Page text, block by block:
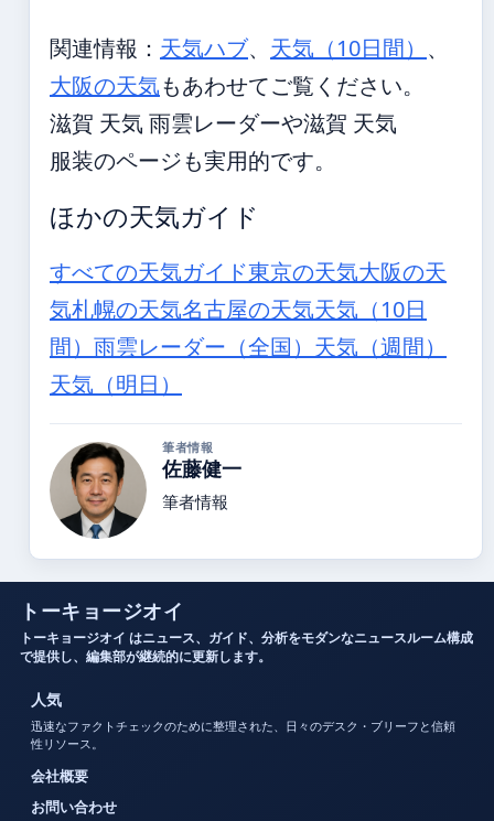
関連情報： 天気ハブ、 天気（10日間） 、
大阪の天気もあわせてご覧ください。
滋賀 天気 雨雲レーダーや滋賀 天気
服装のページも実用的です。
ほかの天気ガイド
すべての天気ガイド東京の天気大阪の天
気札幌の天気名古屋の天気天気（10日
間） 雨雲レーダー（全国） 天気（週間）
天気（明日）
筆者情報
佐藤健一
筆者情報
トーキョージオイ
トーキョージオイ はニュース、ガイド、分析をモダンなニュースルーム構成
で提供し、編集部が継続的に更新します。
人気
迅速なファクトチェックのために整理された、日々のデスク・ブリーフと信頼
性リソース。
会社概要
お問い合わせ